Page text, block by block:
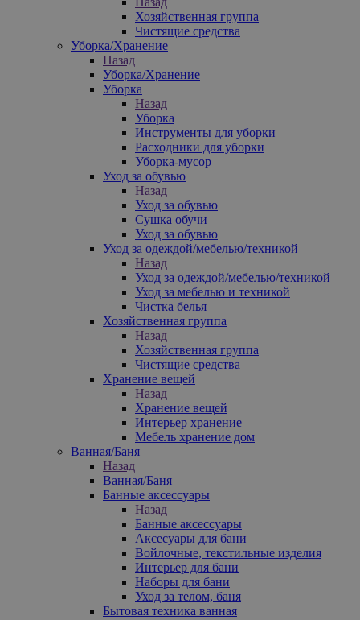
Хозяйственная группа
Чистящие средства
Уборка/Хранение
Назад
Уборка/Хранение
Уборка
Назад
Уборка
Инструменты для уборки
Расходники для уборки
Уборка-мусор
Уход за обувью
Назад
Уход за обувью
Сушка обучи
Уход за обувью
Уход за одеждой/мебелью/техникой
Назад
Уход за одеждой/мебелью/техникой
Уход за мебелью и техникой
Чистка белья
Хозяйственная группа
Назад
Хозяйственная группа
Чистящие средства
Хранение вещей
Назад
Хранение вещей
Интерьер хранение
Мебель хранение дом
Ванная/Баня
Назад
Ванная/Баня
Банные аксессуары
Назад
Банные аксессуары
Аксесуары для бани
Войлочные, текстильные изделия
Интерьер для бани
Наборы для бани
Уход за телом, баня
Бытовая техника ванная